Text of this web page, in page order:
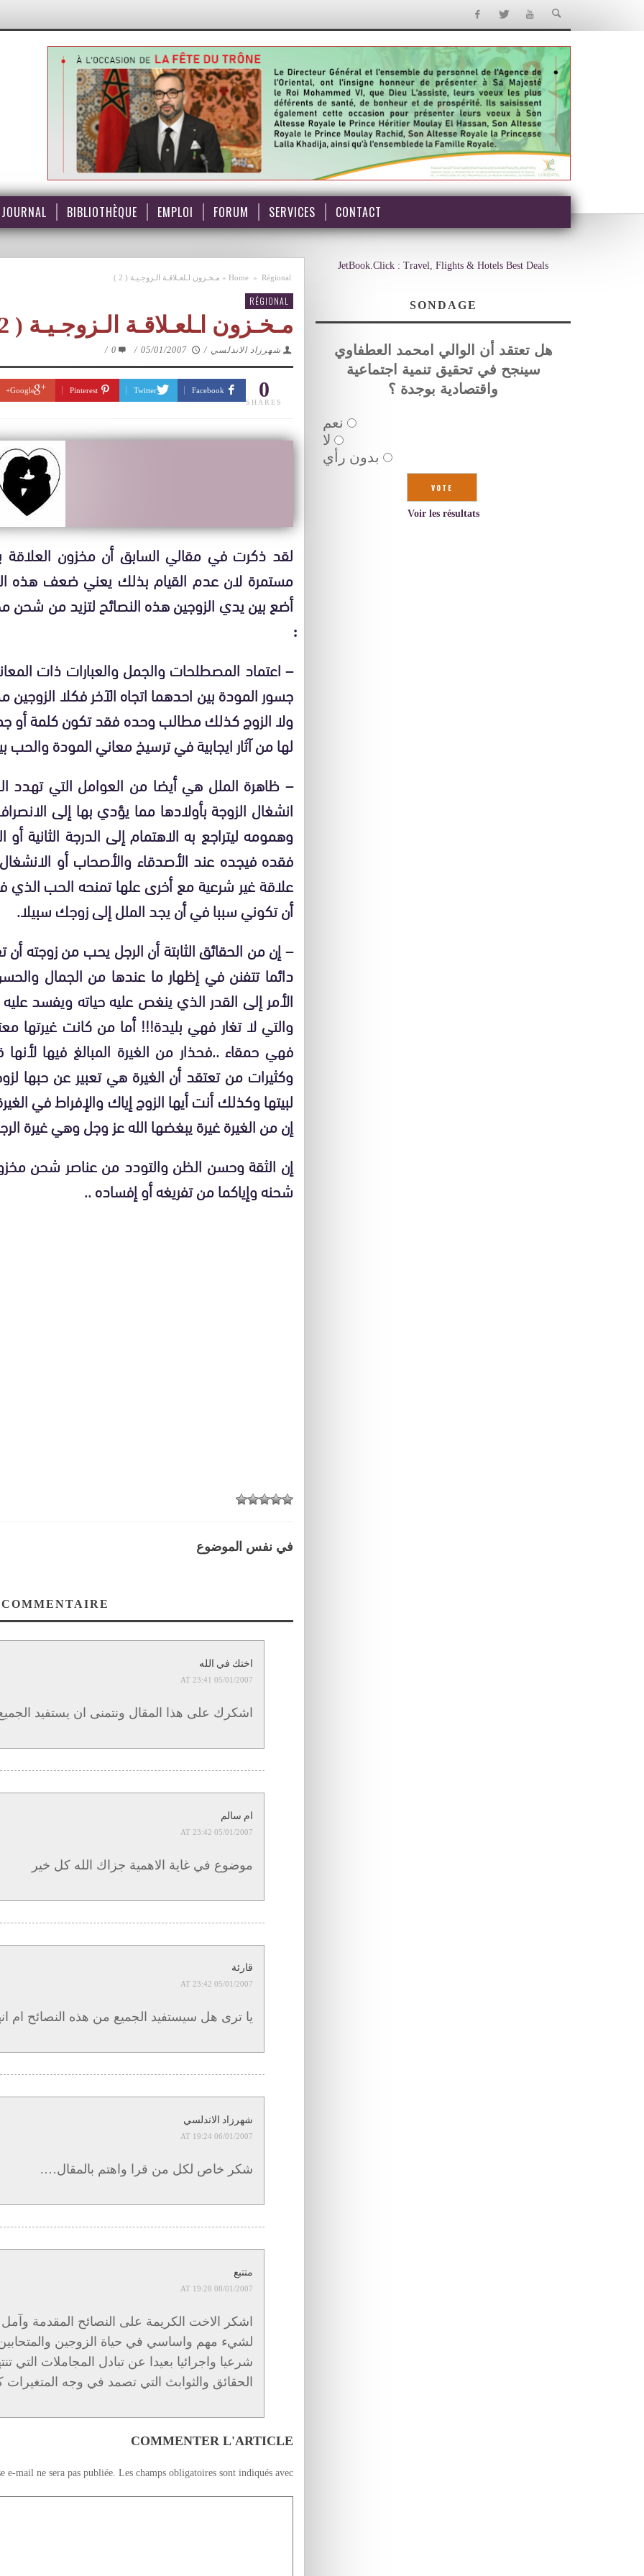
JOURNAL BIBLIOTHÈQUE EMPLOI FORUM SERVICES CONTACT
Home » Régional
» مـخـزون اـلعـلاقـة الـزوجـيـة ( 2 )
RÉGIONAL
مـخـزون اـلعـلاقـة الـزوجـيـة ( 2 )
شهرزاد الاندلسي /
05/01/2007
/
0
/
0
SHARES
Facebook
Twitter
Pinterest
Google+
لقد ذكرت في مقالي السابق أن مخزون العلاقة
مستمرة لان عدم القيام بذلك يعني ضعف هذه
أضع بين يدي الزوجين هذه النصائح لتزيد من شحن
– اعتماد المصطلحات والجمل والعبارات ذات
جسور المودة بين احدهما اتجاه الآخر فكلا
ولا الزوج كذلك مطالب وحده فقد تكون كلمة أو
لها من آثار ايجابية في ترسيخ معاني المودة والحب
– ظاهرة الملل هي أيضا من العوامل التي تهدد
انشغال الزوجة بأولادها مما يؤدي بها إلى
وهمومه ليتراجع به الاهتمام إلى الدرجة
فقده فيجده عند الأصدقاء والأصحاب أو
علاقة غير شرعية مع أخرى علها تمنحه الحب الذي
أن تكوني سببا في أن يجد الملل إلى زوجك سبيلا.
– إن من الحقائق الثابتة أن الرجل يحب من زوجته أن
دائما تتفنن في إظهار ما عندها من الجمال
الأمر إلى القدر الذي ينغص عليه حياته ويفسد
والتي لا تغار فهي بليدة!!! أما من كانت
فهي حمقاء ..فحذار من الغيرة المبالغ فيها
وكثيرات من تعتقد أن الغيرة هي تعبير عن حبها
لبيتها وكذلك أنت أيها الزوج إياك والإفراط في
إن من الغيرة غيرة يبغضها الله عز وجل وهي غيرة
إن الثقة وحسن الظن والتودد من عناصر شحن
شحنه وإياكما من تفريغه أو إفساده ..
في نفس الموضوع
اختك في الله
05/01/2007 AT 23:41
اشكرك على هذا المقال ونتمنى ان يستفيد
ام سالم
05/01/2007 AT 23:42
موضوع في غاية الاهمية جزاك الله كل خير
قارئة
05/01/2007 AT 23:42
يا ترى هل سيستفيد الجميع من هذه النصائح ام
شهرزاد الاندلسي
06/01/2007 AT 19:24
شكر خاص لكل من قرا واهتم بالمقال….
متتبع
08/01/2007 AT 19:28
اشكر الاخت الكريمة على النصائح المقدمة وآمل
لشيء مهم واساسي في حياة الزوجين
شرعيا واجرائيا بعيدا عن تبادل المجاملات التي
الحقائق والثوابث التي تصمد في وجه المتغيرات
COMMENTER L'ARTICLE
e-mail ne sera pas publiée. Les champs obligatoires sont indiqués avec
JetBook.Click : Travel, Flights & Hotels Best Deals
SONDAGE
هل تعتقد أن الوالي امحمد العطفاوي
سينجح في تحقيق تنمية اجتماعية
واقتصادية بوجدة ؟
نعم
لا
بدون رأي
Voir les résultats